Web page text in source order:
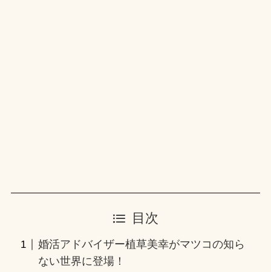
目次
婚活アドバイザー植草美幸がマツコの知ら
ない世界に登場！